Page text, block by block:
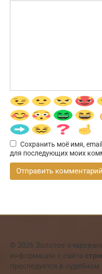
Сохранить моё имя,
для последующих моих
© 2026 Золотое
информации с сайта
преследуется в судебном